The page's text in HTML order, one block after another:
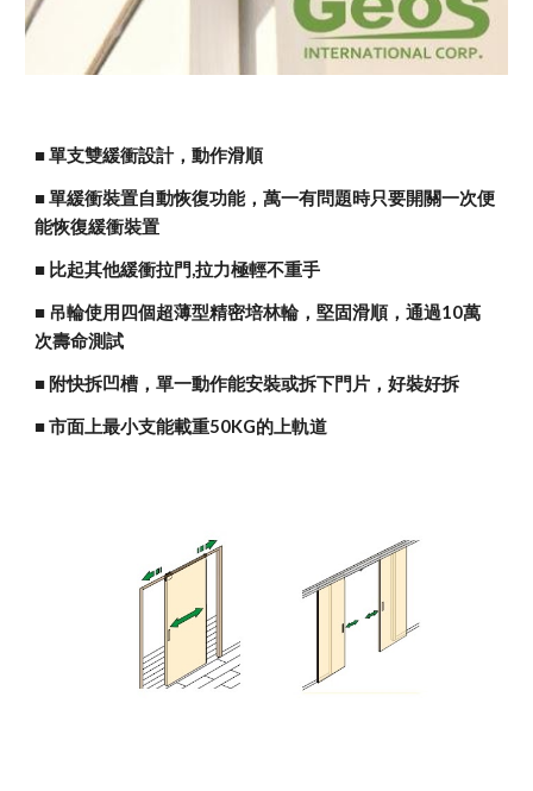
■ 單支雙緩衝設計，動作滑順
■ 單緩衝裝置自動恢復功能，萬一有問題時只要開關一次便
能恢復緩衝裝置
■ 比起其他緩衝拉門,拉力極輕不重手
■ 吊輪使用四個超薄型精密培林輪，堅固滑順，通過10萬
次壽命測試
■ 附快拆凹槽，單一動作能安裝或拆下門片，好裝好拆
■ 市面上最小支能載重50KG的上軌道